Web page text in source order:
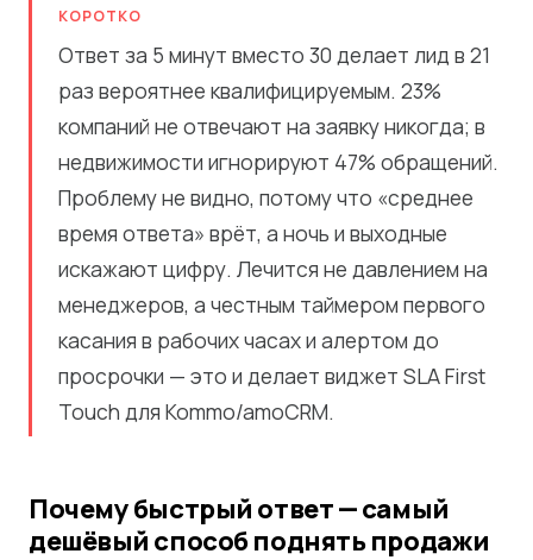
КОРОТКО
Ответ за 5 минут вместо 30 делает лид в 21
раз вероятнее квалифицируемым. 23%
компаний не отвечают на заявку никогда; в
недвижимости игнорируют 47% обращений.
Проблему не видно, потому что «среднее
время ответа» врёт, а ночь и выходные
искажают цифру. Лечится не давлением на
менеджеров, а честным таймером первого
касания в рабочих часах и алертом до
просрочки — это и делает виджет SLA First
Touch для Kommo/amoCRM.
Почему быстрый ответ — самый
дешёвый способ поднять продажи